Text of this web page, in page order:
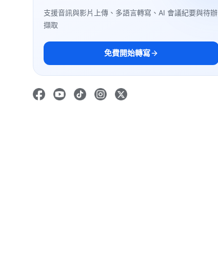
支援音訊與影片上傳、多語言轉寫、AI 會議紀要與待辦
擷取
免費開始轉寫